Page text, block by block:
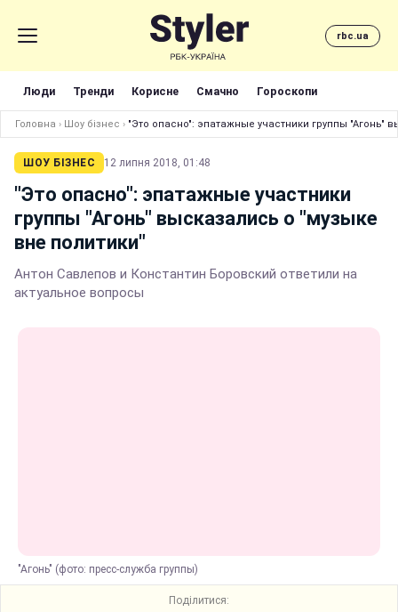
rbc.ua
Люди Тренди Корисне Смачно Гороскопи
Головна › Шоу бізнес › "Это опасно": эпатажные участники группы "Агонь"
ШОУ БІЗНЕС 12 липня 2018, 01:48
"Это опасно": эпатажные участники
группы "Агонь" высказались о "музыке
вне политики"
Антон Савлепов и Константин Боровский ответили на
актуальное вопросы
"Агонь" (фото: пресс-служба группы)
Поділитися: